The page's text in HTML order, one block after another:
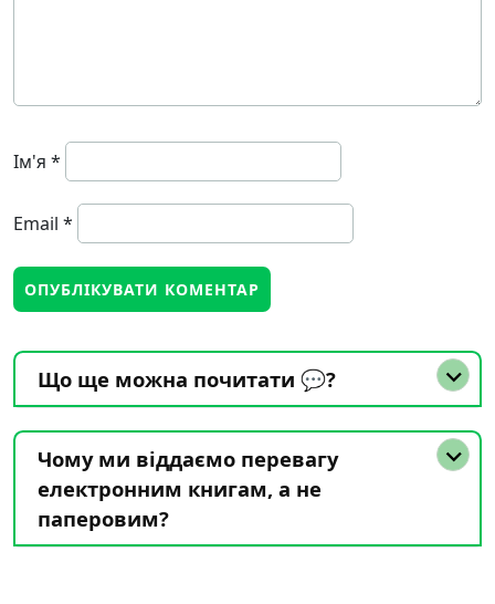
Ім'я *
Email *
Що ще можна почитати 💬?
Чому ми віддаємо перевагу
електронним книгам, а не
паперовим?